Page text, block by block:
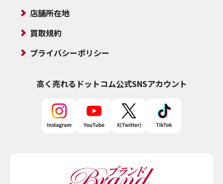
店舗所在地
買取規約
プライバシーポリシー
高く売れるドットコム公式SNSアカウント